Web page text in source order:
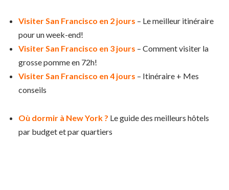
Visiter San Francisco en 2 jours – Le meilleur itinéraire
pour un week-end!
Visiter San Francisco en 3 jours – Comment visiter la
grosse pomme en 72h!
Visiter San Francisco en 4 jours – Itinéraire + Mes
conseils
Où dormir à New York ? Le guide des meilleurs hôtels
par budget et par quartiers